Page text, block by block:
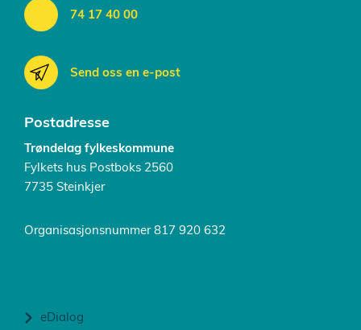
74 17 40 00
Send oss en e-post
Postadresse
Trøndelag fylkeskommune
Fylkets hus Postboks 2560
7735 Steinkjer
Organisasjonsnummer 817 920 632
eDialog